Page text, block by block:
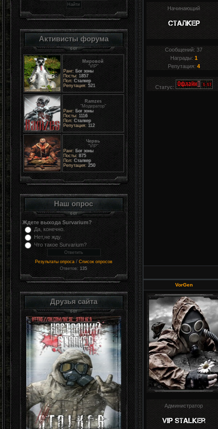
Активисты форума
Мировой
"VIP"
Ранг: Бог зоны
Посты: 1857
Пол: Сталкер
Репутация: 521
Ramzes
"Модератор"
Ранг: Бог зоны
Посты: 1116
Пол: Сталкер
Репутация: 112
Червь
"VIP"
Ранг: Бог зоны
Посты: 875
Пол: Сталкер
Репутация: 250
Наш опрос
Ждете выхода Survarium?
Да, конечно.
Нет,не жду.
Что такое Survarium?
Результаты опроса / Список опросов
Ответов:135
Друзья сайта
Начинающий
Сообщений:37
Награды: 1
Репутация: 4
Статус:
VorGen
Администратор